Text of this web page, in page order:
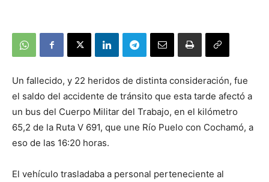
Un fallecido, y 22 heridos de distinta consideración, fue
el saldo del accidente de tránsito que esta tarde afectó a
un bus del Cuerpo Militar del Trabajo, en el kilómetro
65,2 de la Ruta V 691, que une Río Puelo con Cochamó, a
eso de las 16:20 horas.
El vehículo trasladaba a personal perteneciente al